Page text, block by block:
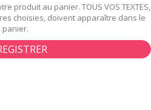
produit au panier. TOUS VOS TEXTES,
choisies, doivent apparaître dans le
panier.